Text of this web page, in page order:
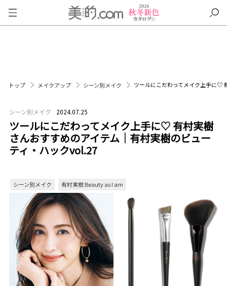
トップ メイクアップ シーン別メイク ツールにこだわってメイク上手に♡
シーン別メイク 2024.07.25
ツールにこだわってメイク上手に♡ 有村実樹
さんおすすめのアイテム｜有村実樹のビュー
ティ・ハックvol.27
シーン別メイク 有村実樹 Beauty as I am